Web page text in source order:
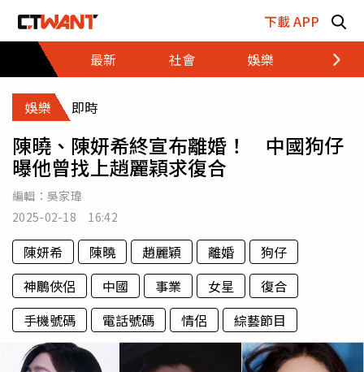
下載 APP
最新
社會 娛樂 財經
娛樂 即時
陳曉、陳妍希終宣布離婚！ 中國狗仔
曝他曾找上趙麗穎求復合
編輯： 吳家瑋
2025-02-18 16:42
陳妍希 陳曉 趙麗穎 離婚
狗仔
神鵰俠侶
中國 事業 女星
復合
手機號碼
電話號碼 情侶 綜藝節目